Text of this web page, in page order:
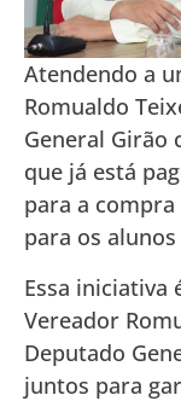
Atendendo a
Romualdo
General Girão
que já está
para a
para os
Essa iniciativa
Vereador
Deputado
juntos para